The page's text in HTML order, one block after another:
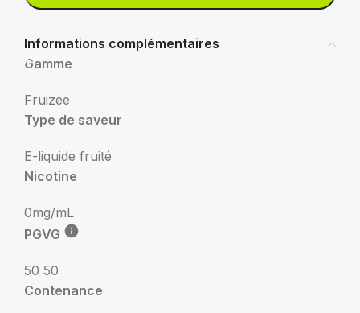
Informations complémentaires
Gamme
Fruizee
Type de saveur
E-liquide fruité
Nicotine
0mg/mL
PGVG
50 50
Contenance